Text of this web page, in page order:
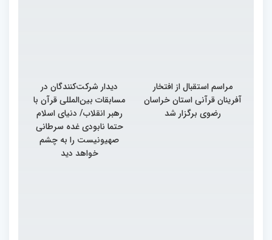
مراسم استقبال از افتخار
آفرینان قرآنی استان خراسان
رضوی برگزار شد
دیدار شرکت‌کنندگان در
مسابقات بین‌المللی قرآن با
رهبر انقلاب/ دنیای اسلام
حتما نابودی غده سرطانی
صهیونیست را به چشم
خواهد دید